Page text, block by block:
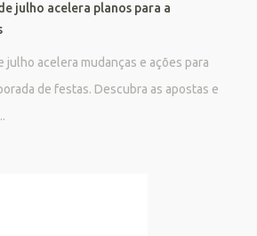
julho acelera planos para a
julho acelera mudanças e ações para
de festas. Descubra as apostas e